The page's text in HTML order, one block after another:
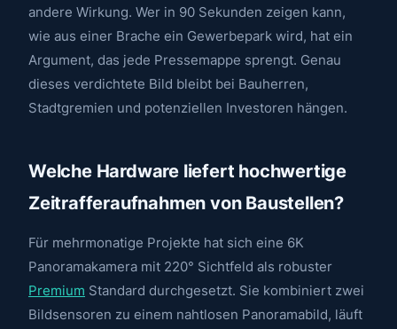
andere Wirkung. Wer in 90 Sekunden zeigen kann,
wie aus einer Brache ein Gewerbepark wird, hat ein
Argument, das jede Pressemappe sprengt. Genau
dieses verdichtete Bild bleibt bei Bauherren,
Stadtgremien und potenziellen Investoren hängen.
Welche Hardware liefert hochwertige
Zeitrafferaufnahmen von Baustellen?
Für mehrmonatige Projekte hat sich eine 6K
Panoramakamera mit 220° Sichtfeld als robuster
Premium Standard durchgesetzt. Sie kombiniert zwei
Bildsensoren zu einem nahtlosen Panoramabild, läuft